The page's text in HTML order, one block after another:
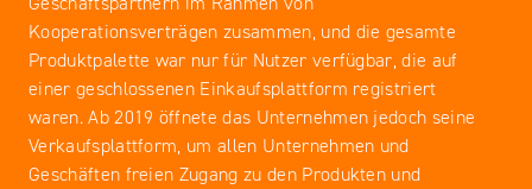
Kooperationsverträgen zusammen, und die gesamte
Produktpalette war nur für Nutzer verfügbar, die auf
einer geschlossenen Einkaufsplattform registriert
waren. Ab 2019 öffnete das Unternehmen jedoch seine
Verkaufsplattform, um allen Unternehmen und
Geschäften freien Zugang zu den Produkten und